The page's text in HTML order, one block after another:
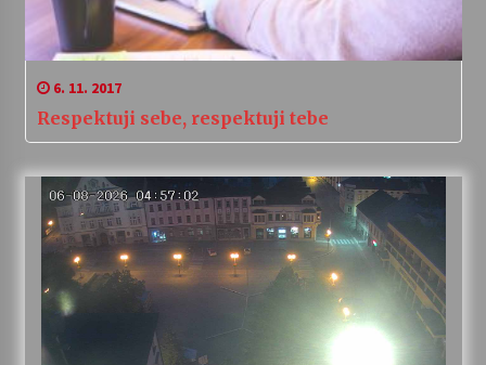
6. 11. 2017
Respektuji sebe, respektuji tebe